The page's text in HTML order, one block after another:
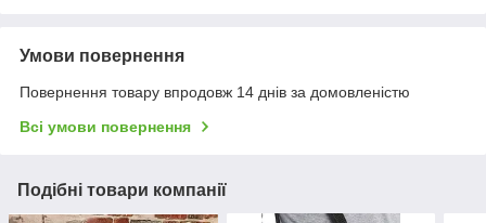
Умови повернення
Повернення товару впродовж 14 днів за домовленістю
Всі умови повернення
Подібні товари компанії